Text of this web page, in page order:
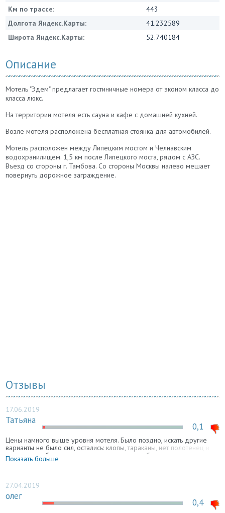
Км по трассе:
443
Долгота Яндекс.Карты:
41.232589
Широта Яндекс.Карты:
52.740184
Описание
Мотель "Эдем" предлагает гостиничные номера от эконом класса до
класса люкс.
На территории мотеля есть сауна и кафе с домашней кухней.
Возле мотеля расположена бесплатная стоянка для автомобилей.
Мотель расположен между Липецким мостом и Челнавским
водохранилищем. 1,5 км после Липецкого моста, рядом с АЗС.
Въезд со стороны г. Тамбова. Со стороны Москвы налево мешает
повернуть дорожное заграждение.
Отзывы
17.06.2019
Татьяна
0,1
Цены намного выше уровня мотеля. Было поздно, искать другие
варианты не было сил, остались: клопы, тараканы, нет полотенец и
постельного белья, половина лампочек не работает, да что там
лампочек, в некоторых номерах просто нет света. Обошли все
посоветую там побывать.
Показать больше
27.04.2019
олег
0,4